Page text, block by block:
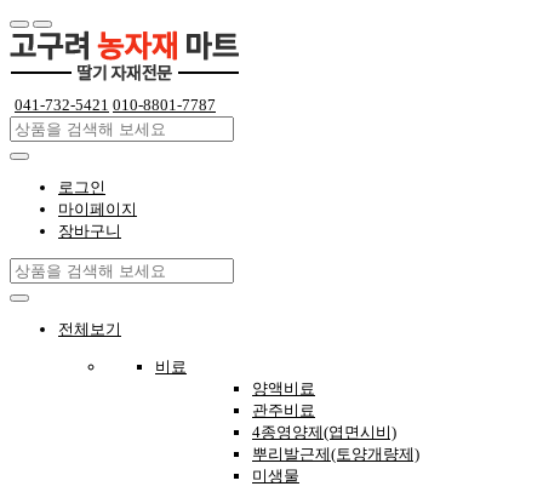
041-732-5421 010-8801-7787
로그인
마이페이지
장바구니
전체보기
비료
양액비료
관주비료
4종영양제(엽면시비)
뿌리발근제(토양개량제)
미생물